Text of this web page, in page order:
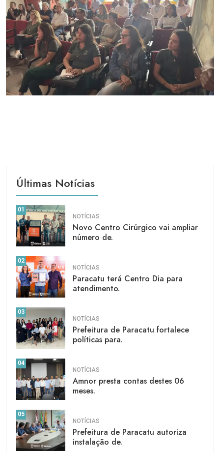
Últimas Notícias
01
NOTÍCIAS
Novo Centro Cirúrgico vai ampliar
número de.
02
NOTÍCIAS
Paracatu terá Centro Dia para
atendimento.
03
NOTÍCIAS
Prefeitura de Paracatu fortalece
políticas para.
04
NOTÍCIAS
Amnor presta contas destes 06
meses.
05
NOTÍCIAS
Prefeitura de Paracatu autoriza
instalação de.